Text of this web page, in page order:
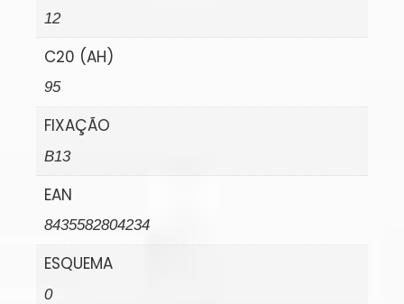
12
C20 (AH)
95
FIXAÇÃO
B13
EAN
8435582804234
ESQUEMA
0